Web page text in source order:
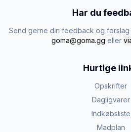
Har du
Send gerne din feedback og
goma@goma.gg eller
Hurtige
Opskrifter
Dagligvarer
Indkøbsliste
Madplan